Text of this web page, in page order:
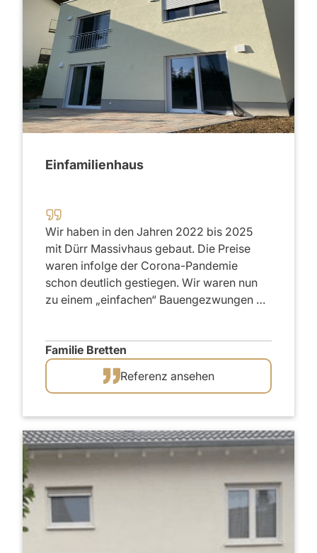
Einfamilienhaus
Wir haben in den Jahren 2022 bis 2025
mit Dürr Massivhaus gebaut. Die Preise
waren infolge der Corona-Pandemie
schon deutlich gestiegen. Wir waren nun
zu einem „einfachen“ Bauengezwungen …
Familie Bretten
Referenz ansehen